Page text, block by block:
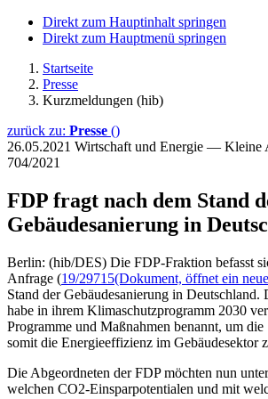
Direkt zum Hauptinhalt springen
Direkt zum Hauptmenü springen
Startseite
Presse
Kurzmeldungen (hib)
zurück zu: Presse ()
26.05.2021 Wirtschaft und Energie —
704/2021
FDP fragt nach dem Stand
Gebäudesanierung in
Berlin: (hib/DES) Die FDP-Fraktion befasst
Anfrage (19/29715(Dokument, öffnet ein
Stand der Gebäudesanierung in Deutschland.
habe in ihrem Klimaschutzprogramm 2030
Programme und Maßnahmen benannt, um die
somit die Energieeffizienz im Gebäudesektor
Die Abgeordneten der FDP möchten nun
welchen CO2-Einsparpotentialen und mit